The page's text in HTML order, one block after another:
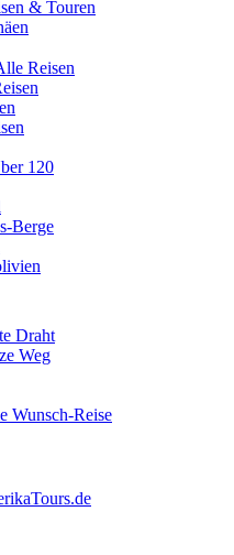
& Touren
Reisen
120
Berge
Draht
Weg
Wunsch-Reise